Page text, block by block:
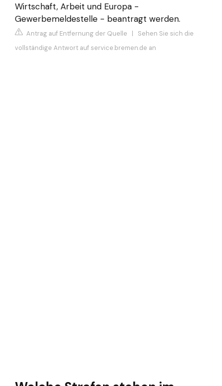
Wirtschaft, Arbeit und Europa -
Gewerbemeldestelle - beantragt werden.
Antrag auf Entfernung der Quelle | Sehen Sie sich die
vollständige Antwort auf service.bremen.de an